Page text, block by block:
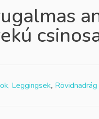
Leggingsek, Rövidnadrág